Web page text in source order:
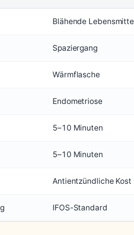
Blähende
Spaziergang
Wärmflasche
Endometriose
5–10 Minuten
5–10 Minuten
Antientzündliche Kost
IFOS-Standard